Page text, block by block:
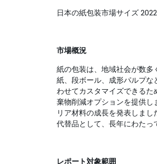
日本の紙包装市場サイズ
市場概況
紙の包装は、地域社会が数
紙、段ボール、成形パルプ
わせてカスタマイズできる
棄物削減オプションを提供
リア材料の成長を発表しま
代替品として、長年にわたっ
レポート対象範囲